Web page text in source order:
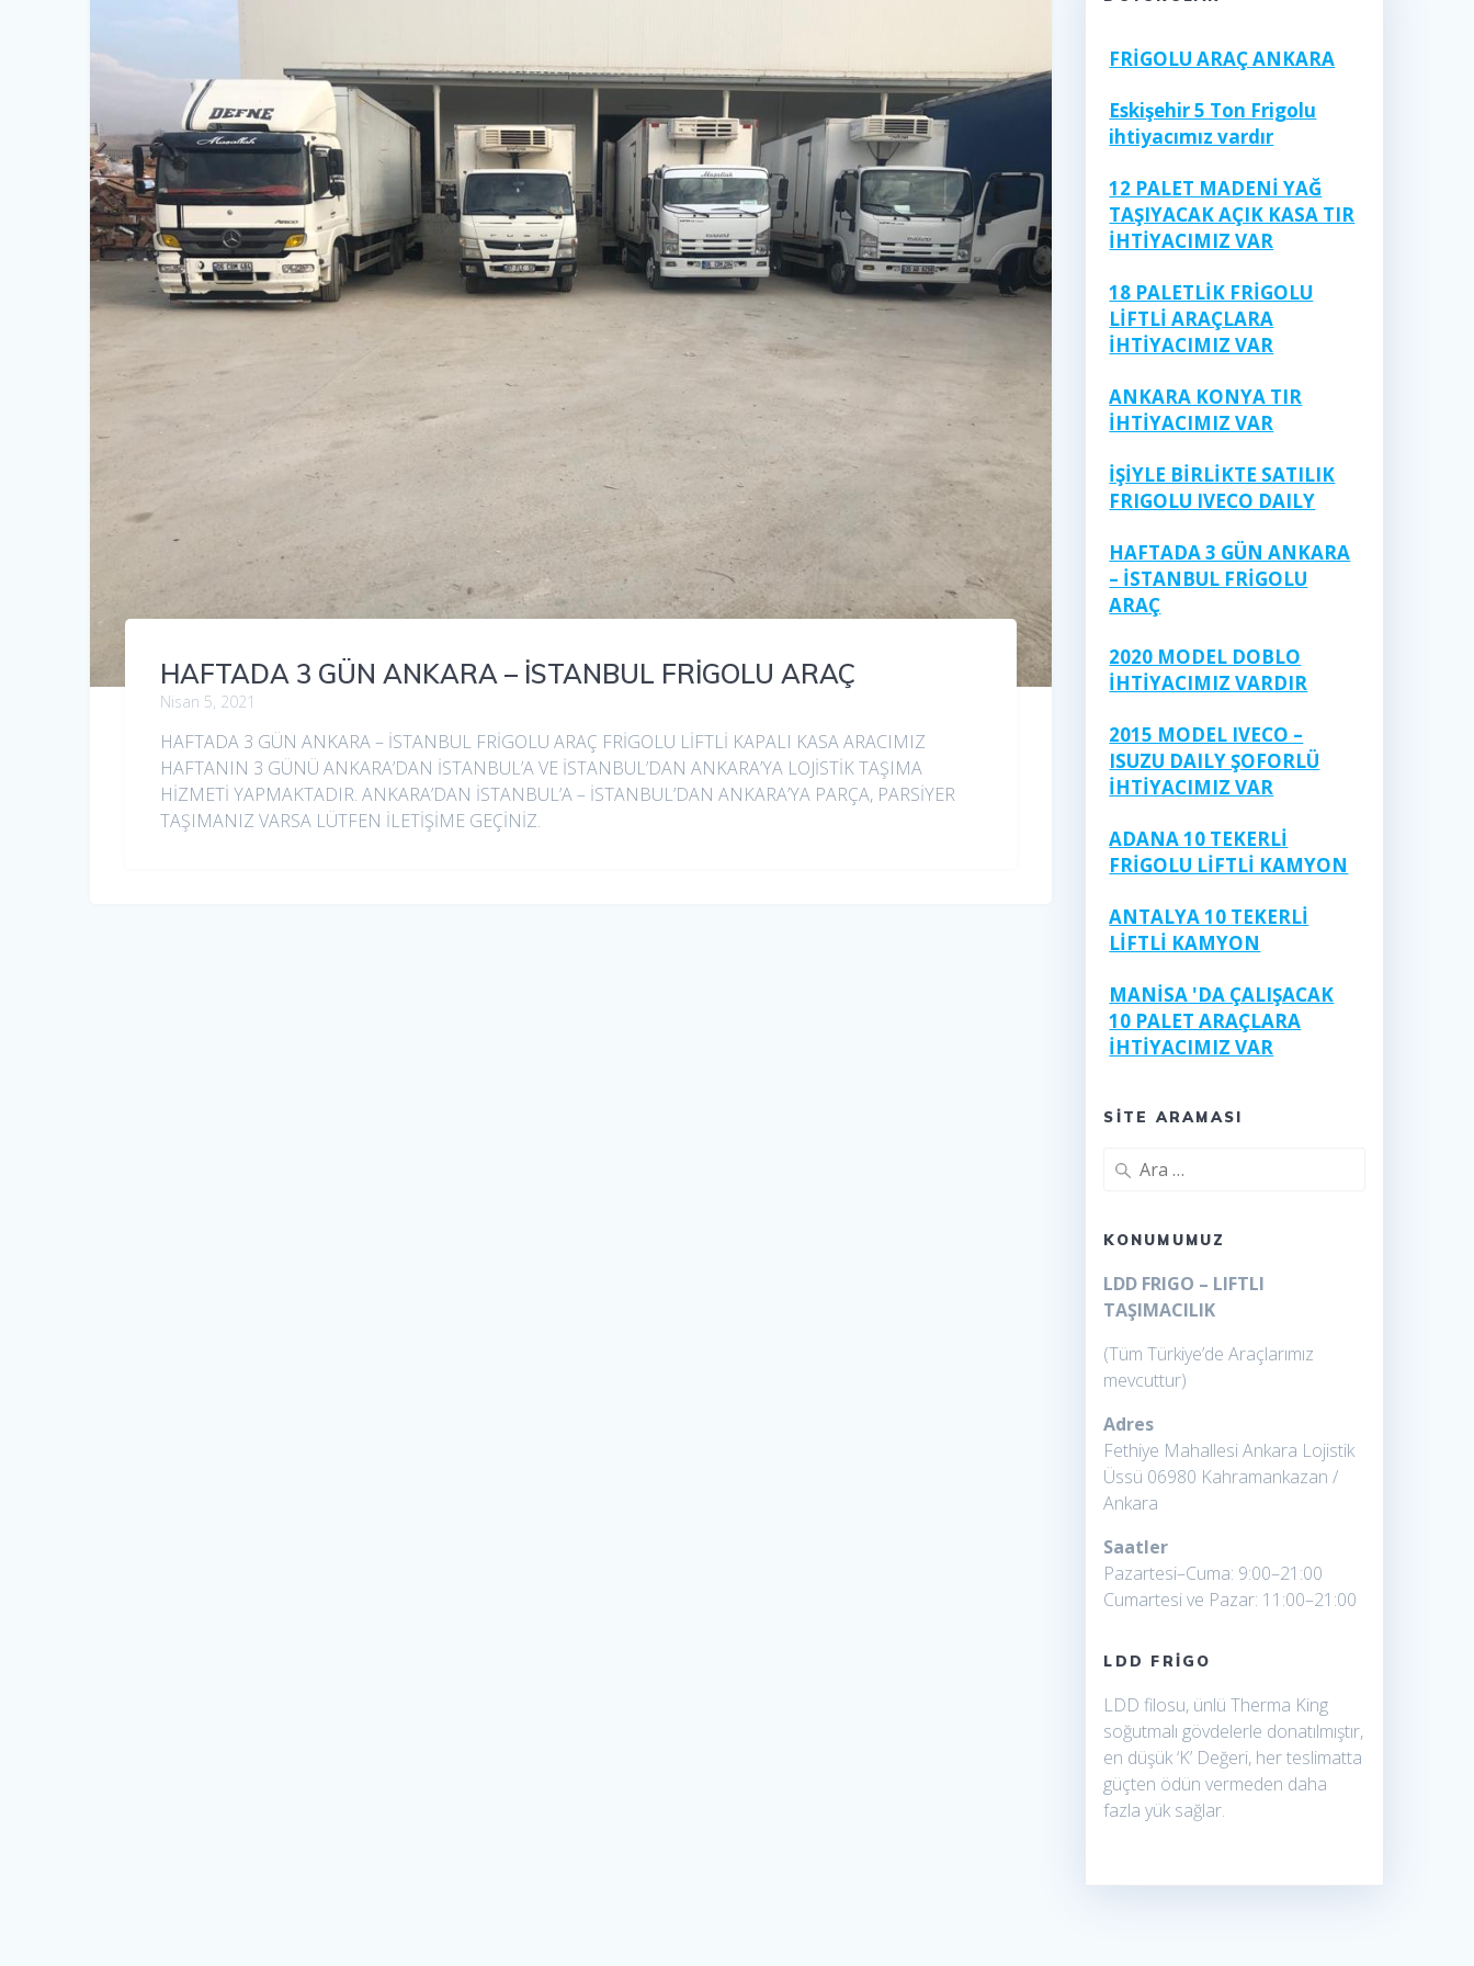
HAFTADA 3 GÜN ANKARA – İSTANBUL FRİGOLU ARAÇ
Nisan 5, 2021
HAFTADA 3 GÜN ANKARA – İSTANBUL FRİGOLU ARAÇ FRİGOLU LİFTLİ KAPALI KASA ARACIMIZ
HAFTANIN 3 GÜNÜ ANKARA’DAN İSTANBUL’A VE İSTANBUL’DAN ANKARA’YA LOJİSTİK TAŞIMA
HİZMETİ YAPMAKTADIR. ANKARA’DAN İSTANBUL’A – İSTANBUL’DAN ANKARA’YA PARÇA, PARSİYER
TAŞIMANIZ VARSA LÜTFEN İLETİŞİME GEÇİNİZ.
FRİGOLU ARAÇ ANKARA
Eskişehir 5 Ton Frigolu
ihtiyacımız vardır
12 PALET MADENİ YAĞ
TAŞIYACAK AÇIK KASA TIR
İHTİYACIMIZ VAR
18 PALETLİK FRİGOLU
LİFTLİ ARAÇLARA
İHTİYACIMIZ VAR
ANKARA KONYA TIR
İHTİYACIMIZ VAR
İŞİYLE BİRLİKTE SATILIK
FRIGOLU IVECO DAILY
HAFTADA 3 GÜN ANKARA
– İSTANBUL FRİGOLU
ARAÇ
2020 MODEL DOBLO
İHTİYACIMIZ VARDIR
2015 MODEL IVECO –
ISUZU DAILY ŞOFORLÜ
İHTİYACIMIZ VAR
ADANA 10 TEKERLİ
FRİGOLU LİFTLİ KAMYON
ANTALYA 10 TEKERLİ
LİFTLİ KAMYON
MANİSA 'DA ÇALIŞACAK
10 PALET ARAÇLARA
İHTİYACIMIZ VAR
frigolu liftli
Panelvan araç Kiralama
Sahibinden KİRALIK
Minibüs ankara
Kiralık PANELVAN
DUCATO 15m3 ANKARA
KİRALIK Panelvan Ankara
Karaman frigolu araç
Kayseri frigolu 40 ayak
FRİGOLU ARAÇ ANKARA
SITE ARAMASI
Arama:
KONUMUMUZ
LDD FRIGO – LIFTLI
TAŞIMACILIK
(Tüm Türkiye’de Araçlarımız
mevcuttur)
Adres
Fethiye Mahallesi Ankara Lojistik
Üssü 06980 Kahramankazan /
Ankara
Saatler
Pazartesi–Cuma: 9:00–21:00
Cumartesi ve Pazar: 11:00–21:00
LDD FRIGO
LDD filosu, ünlü Therma King
soğutmalı gövdelerle donatılmıştır,
en düşük ‘K’ Değeri, her teslimatta
güçten ödün vermeden daha
fazla yük sağlar.